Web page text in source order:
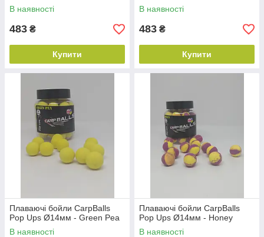
В наявності
483 ₴
Купити
В наявності
483 ₴
Купити
Плаваючі бойли CarpBalls
Pop Ups Ø14мм - Green Pea
В наявності
Плаваючі бойли CarpBalls
Pop Ups Ø14мм - Honey
В наявності